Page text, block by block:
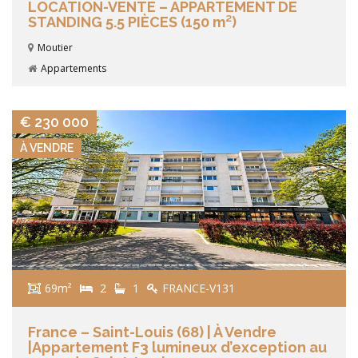
LOCATION-VENTE – APPARTEMENT DE
STANDING 5.5 PIÈCES (150 m²)
Moutier
Appartements
€ 230 000
À VENDRE
69m² 2 1 FRANCE-V131
France – Saint-Louis (68) | À Vendre
|Appartement F3 lumineux d’exception au